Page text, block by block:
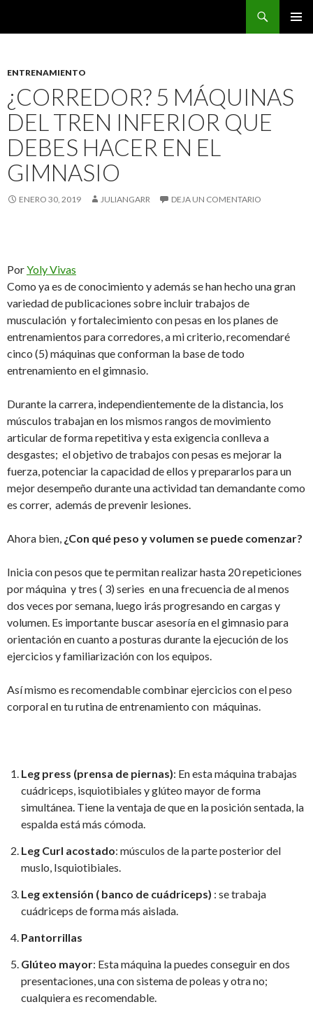
ENTRENAMIENTO
¿CORREDOR? 5 MÁQUINAS
DEL TREN INFERIOR QUE
DEBES HACER EN EL
GIMNASIO
ENERO 30, 2019 JULIANGARR DEJA UN COMENTARIO
PorYoly Vivas
Como ya es de conocimiento y además se han hecho una gran
variedad de publicaciones sobre incluir trabajos de
musculación y fortalecimiento con pesas en los planes de
entrenamientos para corredores, a mi criterio, recomendaré
cinco (5) máquinas que conforman la base de todo
entrenamiento en el gimnasio.
Durante la carrera, independientemente de la distancia, los
músculos trabajan en los mismos rangos de movimiento
articular de forma repetitiva y esta exigencia conlleva a
desgastes; el objetivo de trabajos con pesas es mejorar la
fuerza, potenciar la capacidad de ellos y prepararlos para un
mejor desempeño durante una actividad tan demandante como
es correr, además de prevenir lesiones.
Ahora bien, ¿Con qué peso y volumen se puede comenzar?
Inicia con pesos que te permitan realizar hasta 20 repeticiones
por máquina y tres ( 3) series en una frecuencia de al menos
dos veces por semana, luego irás progresando en cargas y
volumen. Es importante buscar asesoría en el gimnasio para
orientación en cuanto a posturas durante la ejecución de los
ejercicios y familiarización con los equipos.
Así mismo es recomendable combinar ejercicios con el peso
corporal en tu rutina de entrenamiento con máquinas.
Leg press (prensa de piernas): En esta máquina trabajas
cuádriceps, isquiotibiales y glúteo mayor de forma
simultánea. Tiene la ventaja de que en la posición sentada, la
espalda está más cómoda.
Leg Curl acostado: músculos de la parte posterior del
muslo, Isquiotibiales.
Leg extensión ( banco de cuádriceps) : se trabaja
cuádriceps de forma más aislada.
Pantorrillas
Glúteo mayor: Esta máquina la puedes conseguir en dos
presentaciones, una con sistema de poleas y otra no;
cualquiera es recomendable.